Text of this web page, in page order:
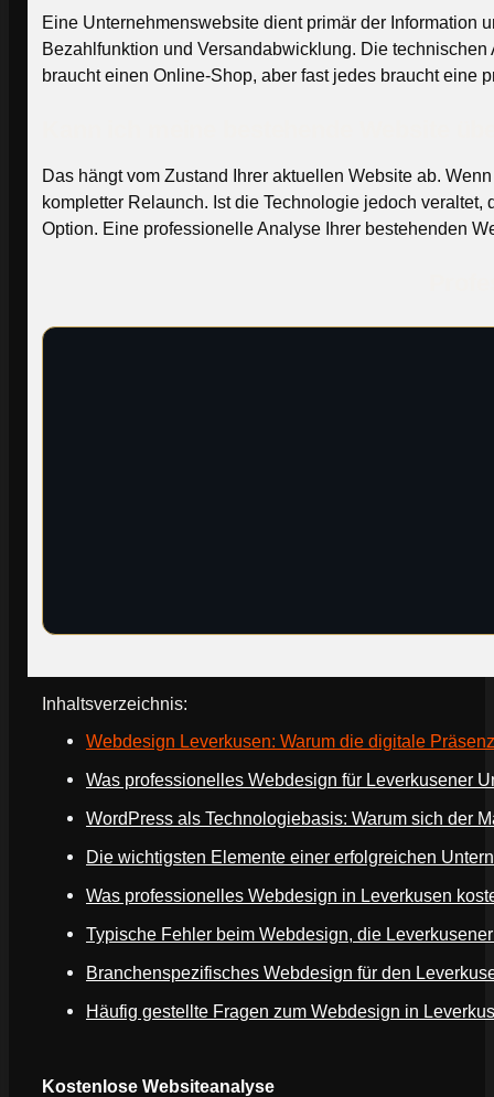
Eine Unternehmenswebsite dient primär der Information
Bezahlfunktion und Versandabwicklung. Die
braucht einen Online-Shop, aber fast jedes braucht eine
Das hängt vom Zustand Ihrer aktuellen Website ab.
kompletter Relaunch. Ist die Technologie jedoch
Option. Eine professionelle Analyse Ihrer bestehenden
Inhaltsverzeichnis:
Webdesign Leverkusen: Warum die digitale
Was professionelles Webdesign für Leverkusener
WordPress als Technologiebasis: Warum sich der
Die wichtigsten Elemente einer erfolgreichen
Was professionelles Webdesign in Leverkusen
Typische Fehler beim Webdesign, die
Branchenspezifisches Webdesign für den
Häufig gestellte Fragen zum Webdesign in
Kostenlose Websiteanalyse